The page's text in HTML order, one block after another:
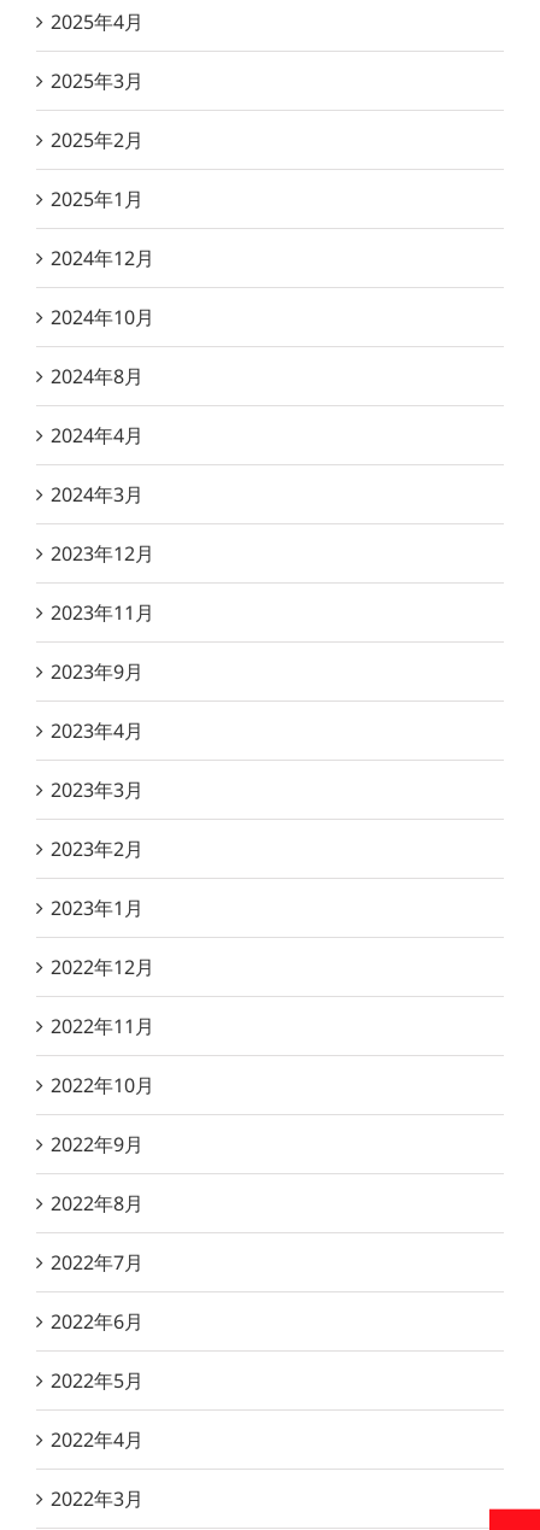
2025年4月
2025年3月
2025年2月
2025年1月
2024年12月
2024年10月
2024年8月
2024年4月
2024年3月
2023年12月
2023年11月
2023年9月
2023年4月
2023年3月
2023年2月
2023年1月
2022年12月
2022年11月
2022年10月
2022年9月
2022年8月
2022年7月
2022年6月
2022年5月
2022年4月
2022年3月